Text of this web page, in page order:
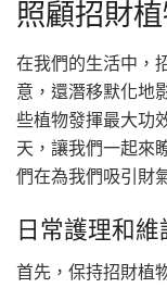
照顧招財
在我們的生活中，
意，還潛移默化地
些植物發揮最大功
天，讓我們一起來
們在為我們吸引財
日常護理和維
首先，保持招財植